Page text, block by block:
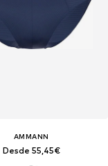
AMMANN
Desde 55,45€